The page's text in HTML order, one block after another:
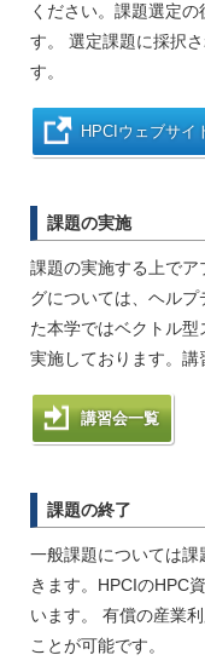
ください。課題選定
す。 選定課題に採択
す。
HPCIウェブサイ
課題の実施
課題の実施する上で
グについては、ヘル
た本学ではベクトル
実施しております。講
講習会一覧
課題の終了
一般課題については
きます。HPCIのHPC
います。 有償の産業
ことが可能です。